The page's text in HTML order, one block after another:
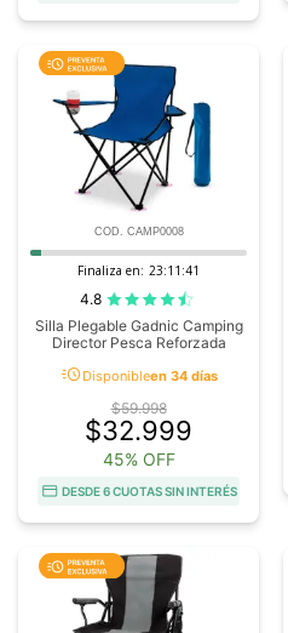
COD. CAMP0008
Finaliza en: 23:11:41
4.8
Silla Plegable Gadnic Camping
Director Pesca Reforzada
acuteDisponibleen 34 días
$59.998
$32.999
45% OFF
DESDE 6 CUOTAS SIN INTERÉS